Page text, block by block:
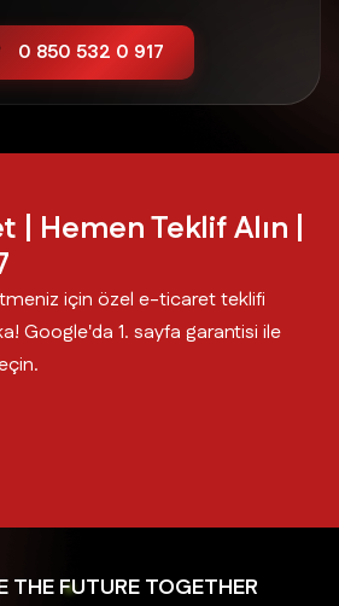
0 850 532 0 917
| Hemen Teklif Alın |
için özel e-ticaret teklifi
Google'da 1. sayfa garantisi ile
THE FUTURE TOGETHER